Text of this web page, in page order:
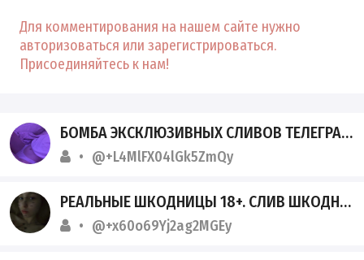
Для комментирования на нашем сайте нужно
авторизоваться или зарегистрироваться.
Присоединяйтесь к нам!
БОМБА ЭКСКЛЮЗИВНЫХ СЛИВОВ ТЕЛЕГРАМ
@+L4MlFX04lGk5ZmQy
РЕАЛЬНЫЕ ШКОДНИЦЫ 18+. СЛИВ ШКОДНИЦ
@+x60o69Yj2ag2MGEy